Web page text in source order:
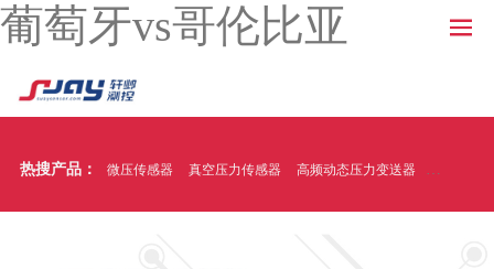
葡萄牙vs哥伦比亚
热搜产品： 微压传感器 真空压力传感器 高频动态压力变送器 温压一体